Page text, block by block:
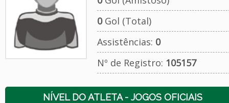
0Gol (Total)
Assistências: 0
Nº de Registro: 105157
NÍVEL DO ATLETA - JOGOS OFICIAIS